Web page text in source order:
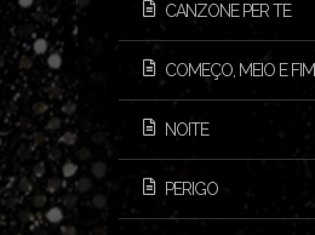
CANZONE PER TE
COMEÇO, MEIO E FIM
NOITE
PERIGO